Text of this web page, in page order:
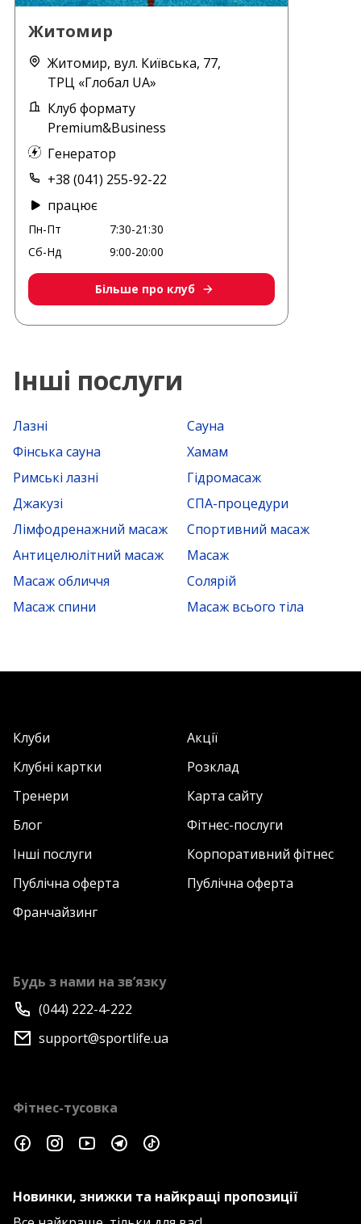
Житомир
Житомир, вул. Київська, 77,
ТРЦ «Глобал UA»
Клуб формату
Premium&Business
Генератор
+38 (041) 255-92-22
працює
Пн-Пт
7:30-21:30
Сб-Нд
9:00-20:00
Більше про клуб
Інші послуги
Лазні
Сауна
Фінська сауна
Хамам
Римські лазні
Гідромасаж
Джакузі
СПА-процедури
Лімфодренажний масаж
Спортивний масаж
Антицелюлітний масаж
Масаж
Масаж обличчя
Солярій
Масаж спини
Масаж всього тіла
Клуби
Акції
Клубні картки
Розклад
Тренери
Карта сайту
Блог
Фітнес-послуги
Інші послуги
Корпоративний фітнес
Публічна оферта
Публічна оферта
Франчайзинг
Будь з нами на зв’язку
(044) 222-4-222
support@sportlife.ua
Фітнес-тусовка
Новинки, знижки та найкращі пропозиції